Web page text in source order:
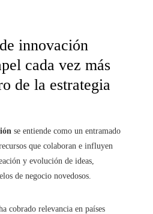
innovación
cada vez más
de la estrategia
se entiende como un entramado
que colaboran e influyen
y evolución de ideas,
de negocio novedosos.
cobrado relevancia en países